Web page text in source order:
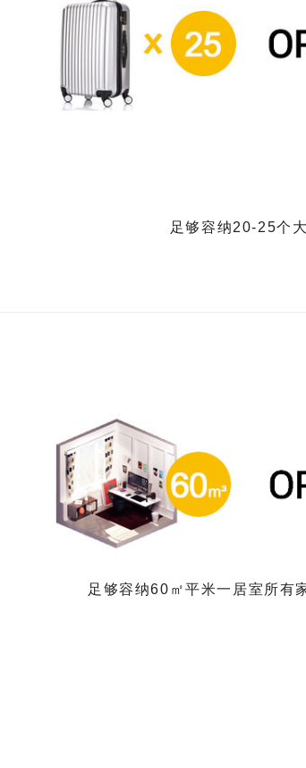
足够容纳20-25个
足够容纳60㎡平米一居室所有